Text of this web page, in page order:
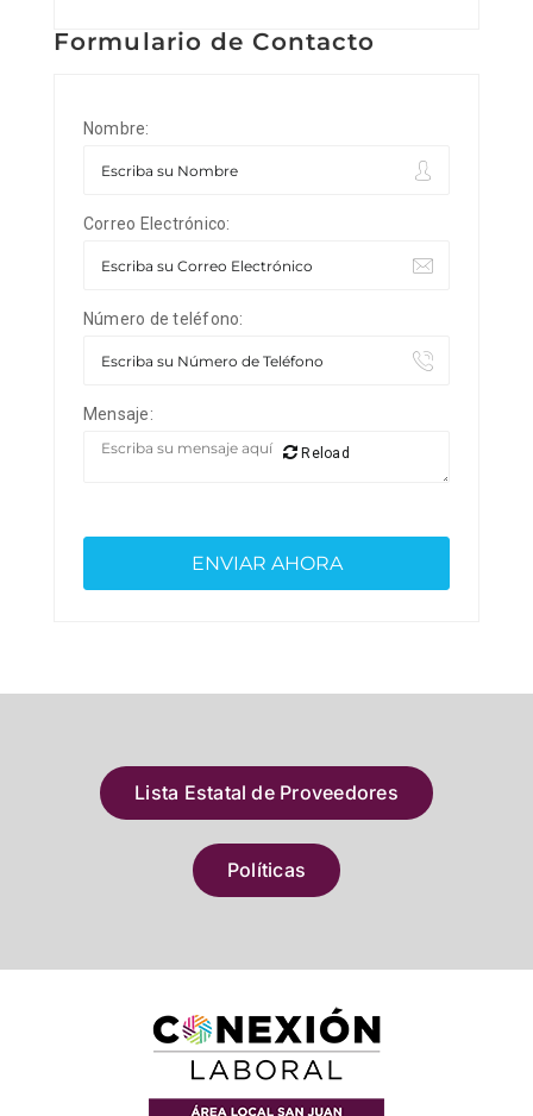
Formulario de Contacto
Nombre:
Correo Electrónico:
Número de teléfono:
Mensaje:
Reload
Lista Estatal de Proveedores
Políticas